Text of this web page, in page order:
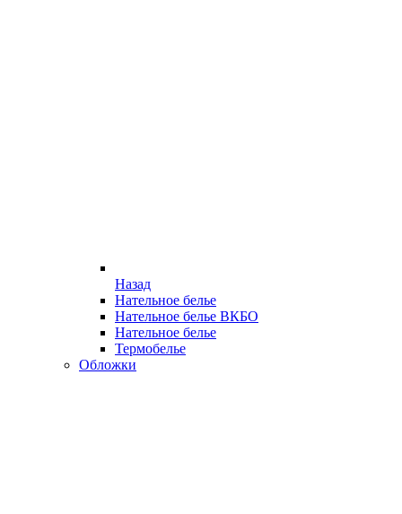
Назад
Нательное белье
Нательное белье ВКБО
Нательное белье
Термобелье
Обложки